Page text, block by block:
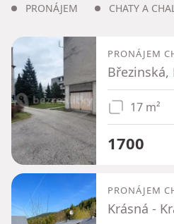
PRONÁJEM CHATY A
PRONÁJEM
17 m²
1700
PRONÁJEM